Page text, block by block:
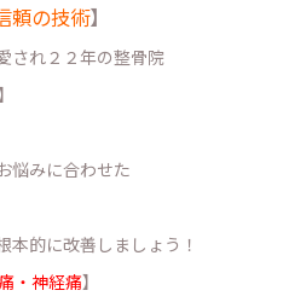
頼の技術】
され２２年の整骨院
悩みに合わせた
本的に改善しましょう！
・神経痛】